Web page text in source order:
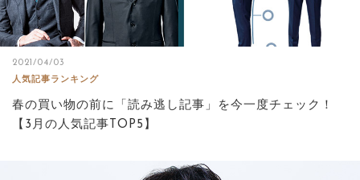
2021/04/03
人気記事ランキング
春の買い物の前に「読み逃し記事」を今一度チェック！
【3月の人気記事TOP5】